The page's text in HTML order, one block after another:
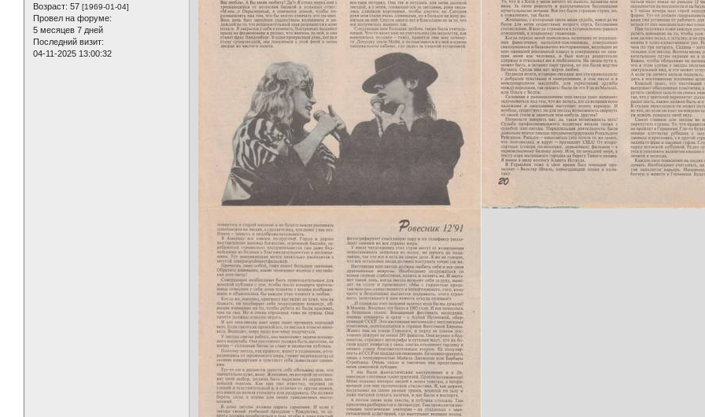
Возраст: 57 [1969-01-04]
Провел на форуме:
5 месяцев 7 дней
Последний визит:
04-11-2025 13:00:32